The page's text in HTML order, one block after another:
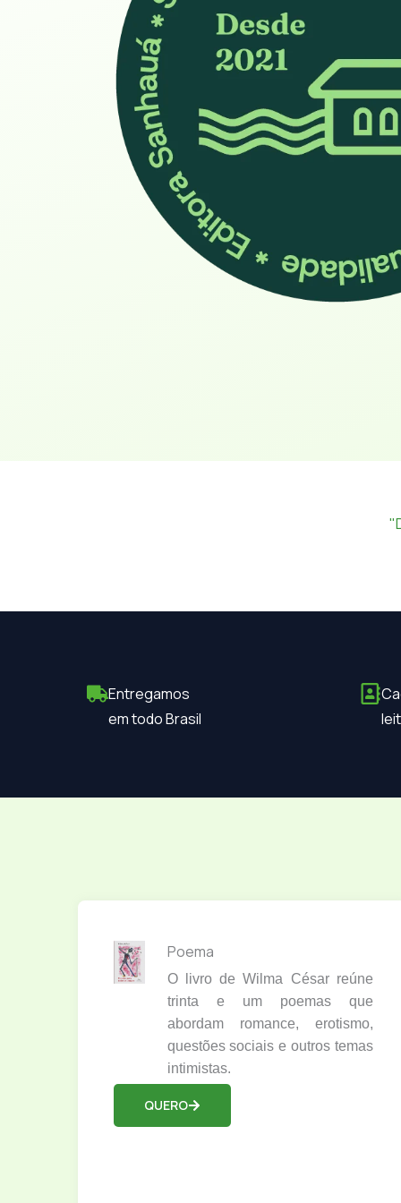
Entregamos
em todo Brasil
Poema
O livro de Wilma César reúne
trinta e um poemas que
abordam romance, erotismo,
questões sociais e outros temas
intimistas.
QUERO